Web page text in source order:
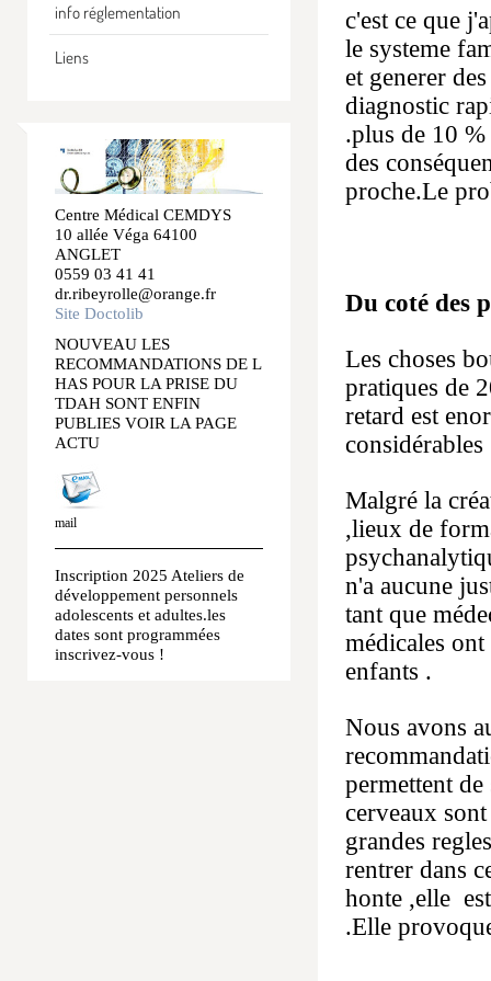
info réglementation
Liens
Centre Médical CEMDYS
10 allée Véga 64100
ANGLET
0559 03 41 41
dr.ribeyrolle@orange.fr
Site Doctolib
NOUVEAU LES
RECOMMANDATIONS DE L
HAS POUR LA PRISE DU
TDAH SONT ENFIN
PUBLIES VOIR LA PAGE
ACTU
mail
Inscription 2025 Ateliers de
développement personnels
adolescents et adultes.les
dates sont programmées
inscrivez-vous !
c'est ce que
le systeme
et generer
diagnostic
.plus de 10
des
proche.Le
Du coté des
Les choses
pratiques de
retard est
considérables
Malgré la
,lieux de
n'a aucune
tant que
médicales
enfants .
Nous avons
permettent
cerveaux
grandes
rentrer dans
honte ,elle
.Elle